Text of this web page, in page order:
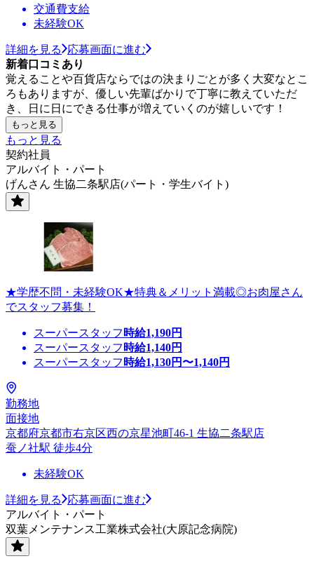
交通費支給
未経験OK
詳細を見る
応募画面に進む
新着口コミあり
覚えることや百貨店ならではの決まりごとが多く大変なとこ
ろもありますが、優しい先輩ばかりで丁寧に教えていただ
き、日に日にできる仕事が増えていくのが嬉しいです！
もっと見る
もっと見る
契約社員
アルバイト・パート
げんさん 生協二条駅店(パート・学生バイト)
★学歴不問・未経験OK★特典＆メリット満載◎お肉屋さん
でスタッフ募集！
スーパースタッフ 時給1,190円
スーパースタッフ 時給1,140円
スーパースタッフ 時給1,130円〜1,140円
勤務地
面接地
京都府京都市右京区西の京星池町46-1 生協二条駅店
蚕ノ社駅 徒歩4分
未経験OK
詳細を見る
応募画面に進む
アルバイト・パート
双葉メンテナンス工業株式会社(大原記念病院)